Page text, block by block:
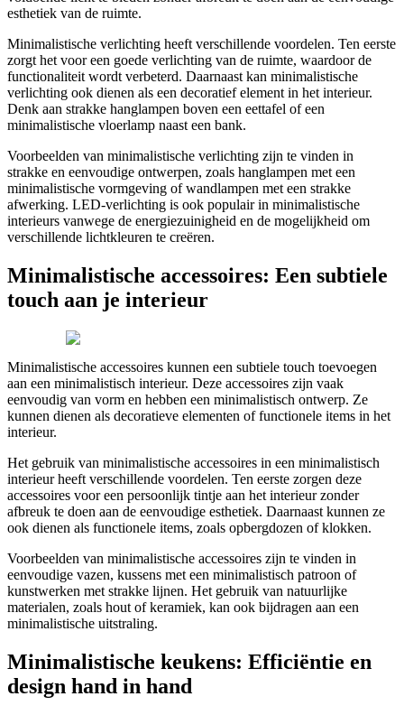
esthetiek van de ruimte.
Minimalistische verlichting heeft verschillende voordelen. Ten eerste
zorgt het voor een goede verlichting van de ruimte, waardoor de
functionaliteit wordt verbeterd. Daarnaast kan minimalistische
verlichting ook dienen als een decoratief element in het interieur.
Denk aan strakke hanglampen boven een eettafel of een
minimalistische vloerlamp naast een bank.
Voorbeelden van minimalistische verlichting zijn te vinden in
strakke en eenvoudige ontwerpen, zoals hanglampen met een
minimalistische vormgeving of wandlampen met een strakke
afwerking. LED-verlichting is ook populair in minimalistische
interieurs vanwege de energiezuinigheid en de mogelijkheid om
verschillende lichtkleuren te creëren.
Minimalistische accessoires: Een subtiele
touch aan je interieur
Minimalistische accessoires kunnen een subtiele touch toevoegen
aan een minimalistisch interieur. Deze accessoires zijn vaak
eenvoudig van vorm en hebben een minimalistisch ontwerp. Ze
kunnen dienen als decoratieve elementen of functionele items in het
interieur.
Het gebruik van minimalistische accessoires in een minimalistisch
interieur heeft verschillende voordelen. Ten eerste zorgen deze
accessoires voor een persoonlijk tintje aan het interieur zonder
afbreuk te doen aan de eenvoudige esthetiek. Daarnaast kunnen ze
ook dienen als functionele items, zoals opbergdozen of klokken.
Voorbeelden van minimalistische accessoires zijn te vinden in
eenvoudige vazen, kussens met een minimalistisch patroon of
kunstwerken met strakke lijnen. Het gebruik van natuurlijke
materialen, zoals hout of keramiek, kan ook bijdragen aan een
minimalistische uitstraling.
Minimalistische keukens: Efficiëntie en
design hand in hand